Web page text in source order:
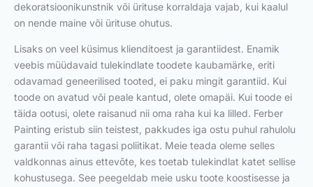
dekoratsioonikunstnik või ürituse korraldaja vajab, kui kaalul
on nende maine või ürituse ohutus.
Lisaks on veel küsimus klienditoest ja garantiidest. Enamik
veebis müüdavaid tulekindlate toodete kaubamärke, eriti
odavamad geneerilised tooted, ei paku mingit garantiid. Kui
toode on avatud või peale kantud, olete omapäi. Kui toode ei
täida ootusi, olete raisanud nii oma raha kui ka lilled. Ferber
Painting eristub siin teistest, pakkudes iga ostu puhul rahulolu
garantii või raha tagasi poliitikat. Meie teada oleme selles
valdkonnas ainus ettevõte, kes toetab tulekindlat katet sellise
kohustusega. See peegeldab meie usku toote koostisesse ja